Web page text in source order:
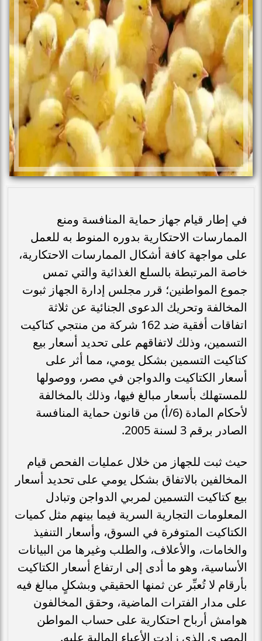
في إطار قيام جهاز حماية المنافسة ومنع
الممارسات الاحتكارية بدوره المنوط به للعمل
على مواجهة كافة أشكال الممارسات الاحتكارية،
خاصة المرتبطة بالسلع الغذائية والتي تمس
جموع المواطنين؛ قرر مجلس إدارة الجهاز ثبوت
المخالفة وتحريك الدعوى الجنائية عن ثلاثة
اتفاقات أفقية ضد 162 شركة من منتجي كتاكيت
التسمين، وذلك لاتفاقهم على تحديد أسعار بيع
كتاكيت التسمين بشكل يومي، مما أثر على
أسعار الكتاكيت والدواجن في مصر، ووصولها
للمستهلك بأسعار مبالغ فيها، وذلك بالمخالفة
لأحكام المادة (6/أ) من قانون حماية المنافسة
الصادر برقم 3 لسنة 2005.
حيث ثبت للجهاز من خلال عمليات الفحص قيام
المخالفين بالاتفاق بشكل يومي على تحديد أسعار
بيع كتاكيت التسمين لمربي الدواجن وتبادل
المعلومات التجارية السرية فيما بينهم مثل كميات
الكتاكيت المتوفرة في السوق، وأسعار التنفيذ
والخامات، والأعلاف، والطلب وغيرها من البيانات
الأساسية، وهو ما أدى إلى ارتفاع أسعار الكتاكيت
بأرقام لا تُعبِّر عن ثمنها الحقيقي وبشكلٍ مبالغ فيه
على مدار الفترات الماضية، وحقق المخالفون
هوامش أرباح احتكارية على حساب المواطن
المصري الذي زادت الأعباء المالية عليه.